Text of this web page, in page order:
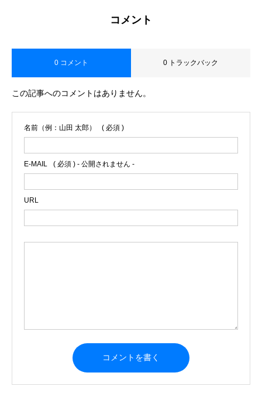
コメント
0 コメント 0 トラックバック
この記事へのコメントはありません。
名前（例：山田 太郎） ( 必須 )
E-MAIL ( 必須 ) - 公開されません -
URL